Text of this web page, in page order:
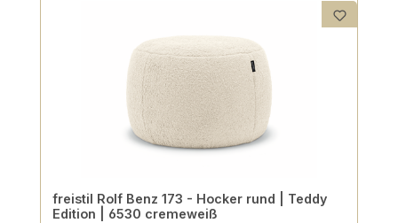
freistil Rolf Benz 173 - Hocker rund | Teddy
Edition | 6530 cremeweiß